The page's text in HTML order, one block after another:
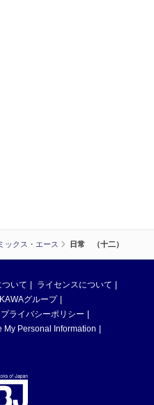
ックス・エース 日常 （十二）
ついて
ライセンスについて
グループ
プライバシーポリシー
My Personal Information